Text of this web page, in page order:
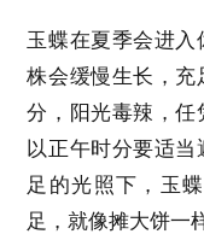
玉蝶在夏季会进
株会缓慢生长，充
分，阳光毒辣，任
以正午时分要适
足的光照下，玉
足，就像摊大饼一